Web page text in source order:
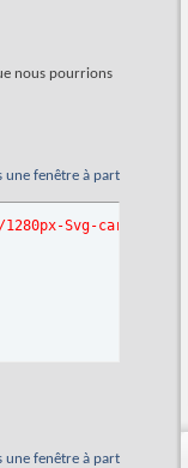
nous pourrions
une fenêtre à part
Svg-cards-
une fenêtre à part